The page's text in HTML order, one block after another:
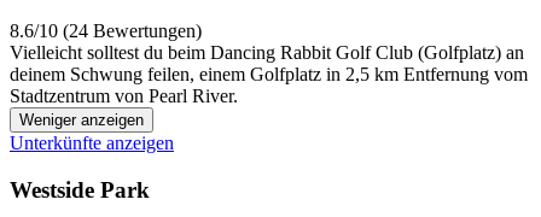
8.6/10 (24 Bewertungen)
Vielleicht solltest du beim Dancing Rabbit Golf Club (Golfplatz) an
deinem Schwung feilen, einem Golfplatz in 2,5 km Entfernung vom
Stadtzentrum von Pearl River.
Weniger anzeigen
Unterkünfte anzeigen
Westside Park